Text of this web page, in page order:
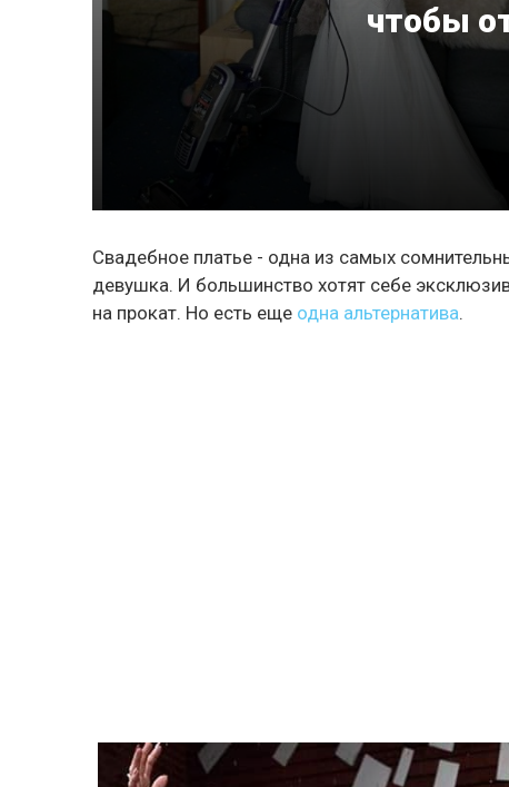
чтобы
Свадебное платье - одна из самых
девушка. И большинство хотят себе
на прокат. Но есть еще одна альтернатива.